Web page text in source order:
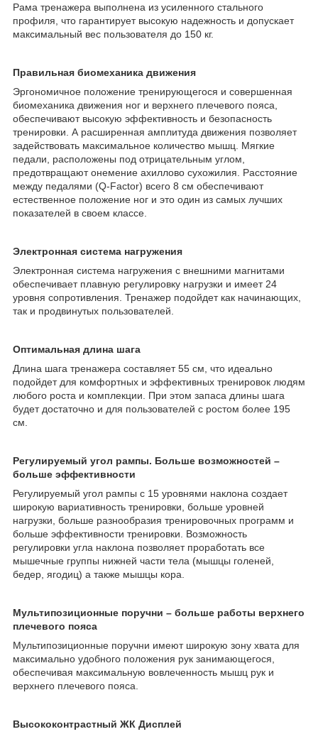
Рама тренажера выполнена из усиленного стального
профиля, что гарантирует высокую надежность и допускает
максимальный вес пользователя до 150 кг.
Правильная биомеханика движения
Эргономичное положение тренирующегося и совершенная
биомеханика движения ног и верхнего плечевого пояса,
обеспечивают высокую эффективность и безопасность
тренировки. А расширенная амплитуда движения позволяет
задействовать максимальное количество мышц. Мягкие
педали, расположены под отрицательным углом,
предотвращают онемение ахиллово сухожилия. Расстояние
между педалями (Q-Factor) всего 8 см обеспечивают
естественное положение ног и это один из самых лучших
показателей в своем классе.
Электронная система нагружения
Электронная система нагружения с внешними магнитами
обеспечивает плавную регулировку нагрузки и имеет 24
уровня сопротивления. Тренажер подойдет как начинающих,
так и продвинутых пользователей.
Оптимальная длина шага
Длина шага тренажера составляет 55 см, что идеально
подойдет для комфортных и эффективных тренировок людям
любого роста и комплекции. При этом запаса длины шага
будет достаточно и для пользователей с ростом более 195
см.
Регулируемый угол рампы. Больше возможностей –
больше эффективности
Регулируемый угол рампы с 15 уровнями наклона создает
широкую вариативность тренировки, больше уровней
нагрузки, больше разнообразия тренировочных программ и
больше эффективности тренировки. Возможность
регулировки угла наклона позволяет проработать все
мышечные группы нижней части тела (мышцы голеней,
бедер, ягодиц) а также мышцы кора.
Мультипозиционные поручни – больше работы верхнего
плечевого пояса
Мультипозиционные поручни имеют широкую зону хвата для
максимально удобного положения рук занимающегося,
обеспечивая максимальную вовлеченность мышц рук и
верхнего плечевого пояса.
Высококонтрастный ЖК Дисплей